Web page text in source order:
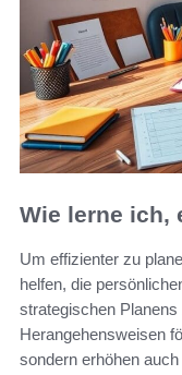
Wie lerne ich,
Um effizienter zu
helfen, die
strategischen
Herangehensweisen
sondern erhöhen